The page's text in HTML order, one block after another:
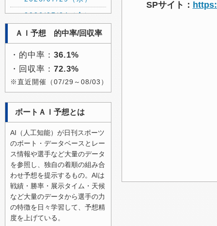
2026/07/24（金）
2026/07/23（木）
2026/07/21（火）
2026/07/20（月）
2026/07/19（日）
2026/07/15（水）
2026/07/13（月）
2026/07/12（日）
2026/07/11（土）
2026/07/10（金）
2026/07/06（月）
2026/07/05（日）
ＡＩ予想 的中率/回収率
・的中率： 36.1%
・回収率： 72.3%
※直近開催（07/29～08/03）
ボートＡＩ予想とは
AI（人工知能）が日刊スポーツ
のボート・データベースとレー
ス情報や選手など大量のデータ
を参照し、独自の着順の組み合
わせ予想を提示するもの。AIは
戦績・勝率・展示タイム・天候
など大量のデータから選手の力
の特徴を日々学習して、予想精
度を上げている。
SPサイト：